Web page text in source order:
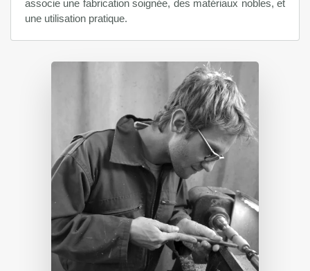
associe une fabrication soignée, des matériaux nobles, et
une utilisation pratique.